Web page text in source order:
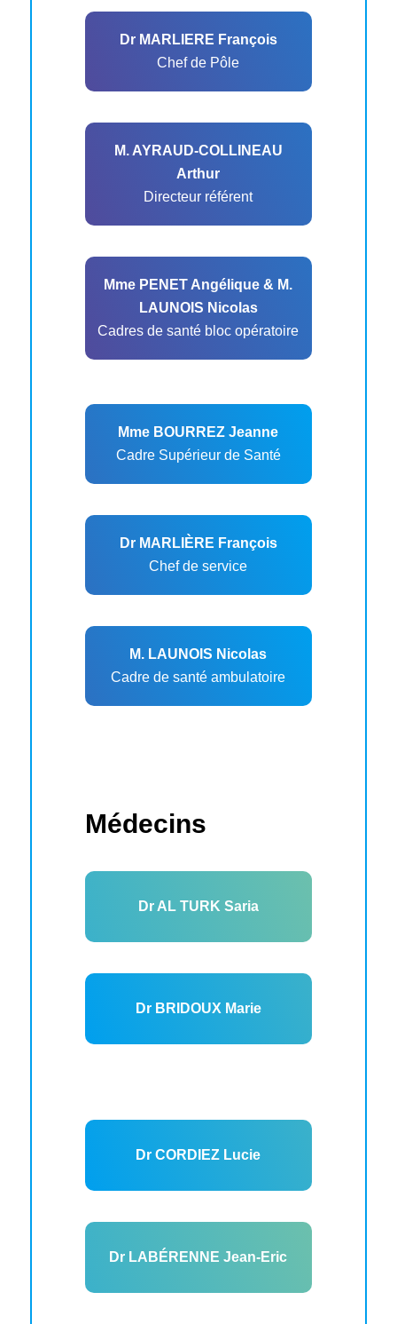
Dr MARLIERE François
Chef de Pôle
M. AYRAUD-COLLINEAU
Arthur
Directeur référent
Mme PENET Angélique & M.
LAUNOIS Nicolas
Cadres de santé bloc opératoire
Mme BOURREZ Jeanne
Cadre Supérieur de Santé
Dr MARLIÈRE François
Chef de service
M. LAUNOIS Nicolas
Cadre de santé ambulatoire
Médecins
Dr AL TURK Saria
Dr BRIDOUX Marie
Dr CORDIEZ Lucie
Dr LABÉRENNE Jean-Eric